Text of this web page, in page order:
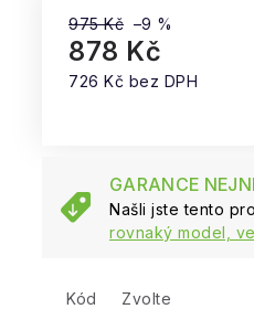
975 Kč –9 %
878 Kč
726 Kč bez DPH
GARANCE
Našli jste tento
rovnaký model,
Kód
Zvolte